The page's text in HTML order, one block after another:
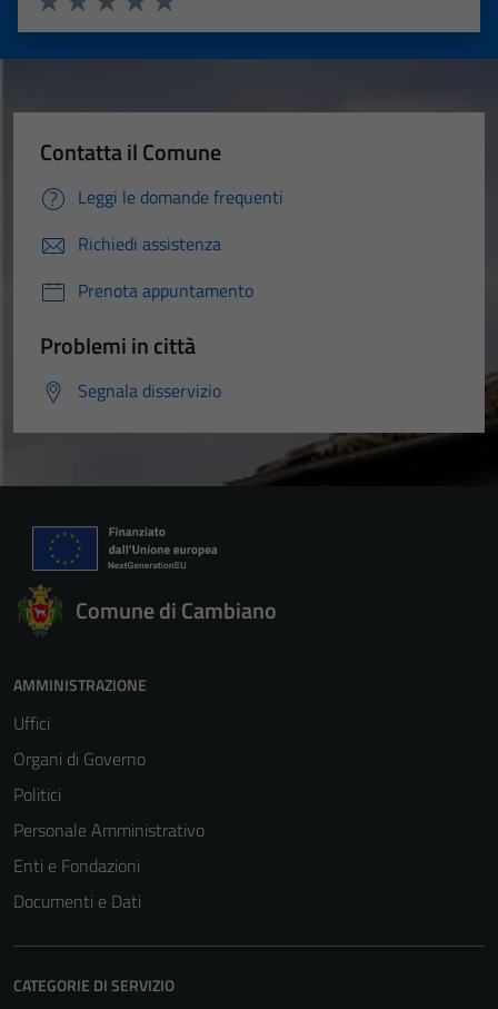
Valuta 5 stelle su 5
Valuta 4 stelle su 5
Valuta 3 stelle su 5
Valuta 2 stelle su 5
Valuta 1 stelle su 5
Contatta il Comune
Leggi le domande frequenti
Richiedi assistenza
Prenota appuntamento
Problemi in città
Segnala disservizio
Comune di Cambiano
AMMINISTRAZIONE
Uffici
Organi di Governo
Politici
Personale Amministrativo
Enti e Fondazioni
Documenti e Dati
CATEGORIE DI SERVIZIO